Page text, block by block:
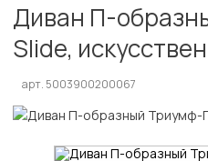
Диван П-
Slide,
арт. 5003900200067